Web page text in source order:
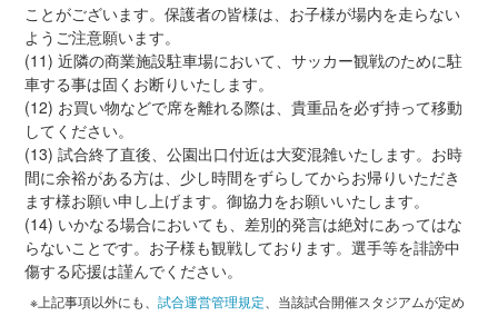
ことがございます。保護者の皆様は、お子様が場内を走らない
ようご注意願います。
(11) 近隣の商業施設駐車場において、サッカー観戦のために駐
車する事は固くお断りいたします。
(12) お買い物などで席を離れる際は、貴重品を必ず持って移動
してください。
(13) 試合終了直後、公園出口付近は大変混雑いたします。お時
間に余裕がある方は、少し時間をずらしてからお帰りいただき
ます様お願い申し上げます。御協力をお願いいたします。
(14) いかなる場合においても、差別的発言は絶対にあってはな
らないことです。お子様も観戦しております。選手等を誹謗中
傷する応援は謹んでください。
※上記事項以外にも、試合運営管理規定 、当該試合開催スタジアムが定め